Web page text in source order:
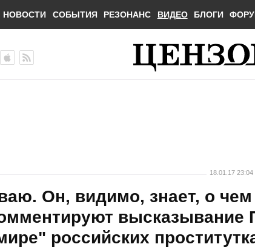
НОВОСТИ СОБЫТИЯ РЕЗОНАНС ВИДЕО БЛОГИ
18.01.17 23:04
Он, видимо, знает, о чем
высказывание
российских